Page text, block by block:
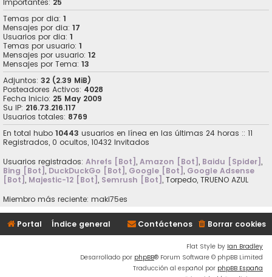
Importantes: 25
Temas por dia: 1
Mensajes por dia: 17
Usuarios por dia: 1
Temas por usuario: 1
Mensajes por usuario: 12
Mensajes por Tema: 13
Adjuntos: 32 (2.39 MiB)
Posteadores Activos: 4028
Fecha Inicio: 25 May 2009
Su IP: 216.73.216.117
Usuarios totales: 8769
En total hubo 10443 usuarios en línea en las últimas 24 horas :: 11
Registrados, 0 ocultos, 10432 Invitados
Usuarios registrados: Ahrefs [Bot], Amazon [Bot], Baidu [Spider],
Bing [Bot], DuckDuckGo [Bot], Google [Bot], Google Adsense
[Bot], Majestic-12 [Bot], Semrush [Bot], Torpedo, TRUENO AZUL
Miembro más reciente: maki75es
Portal Índice general Borrar cookies
Contáctenos
Flat Style by Ian Bradley
Desarrollado por phpBB® Forum Software © phpBB Limited
Traducción al español por phpBB España